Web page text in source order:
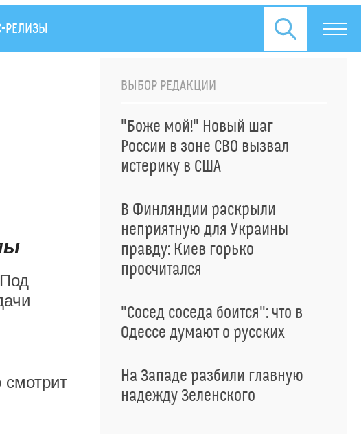
РЕЛИЗЫ
смотрит
ВЫБОР РЕДАКЦИИ
"Боже мой!" Новый шаг
России в зоне СВО вызвал
истерику в США
В Финляндии раскрыли
неприятную для Украины
правду: Киев горько
просчитался
"Сосед соседа боится": что в
Одессе думают о русских
На Западе разбили главную
надежду Зеленского